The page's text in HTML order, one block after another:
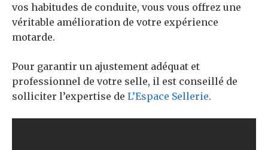
vos habitudes de conduite, vous vous offrez une
véritable amélioration de votre expérience
motarde.
Pour garantir un ajustement adéquat et
professionnel de votre selle, il est conseillé de
solliciter l’expertise de L’Espace Sellerie.